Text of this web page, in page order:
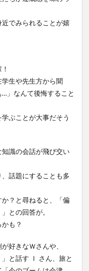
でみられることが嬉
生や先生方から聞
」なんて後悔すること
ぶことが大事だそう
識の会話が飛び交い
話題にすることも多
？と尋ねると、「偏
との回答が。
も？
好きなＷさんや、
と話す Ｉ さん、旅と